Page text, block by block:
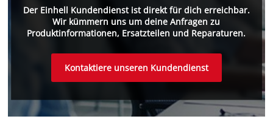
Der Einhell Kundendienst ist direkt für dich erreichbar.
Wir kümmern uns um deine Anfragen zu
Produktinformationen, Ersatzteilen und Reparaturen.
Kontaktiere unseren Kundendienst